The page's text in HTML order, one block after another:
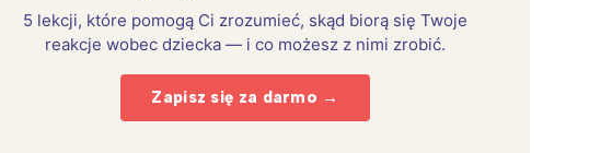
5 lekcji, które pomogą Ci zrozumieć, skąd biorą się Twoje
reakcje wobec dziecka — i co możesz z nimi zrobić.
Zapisz się za darmo →